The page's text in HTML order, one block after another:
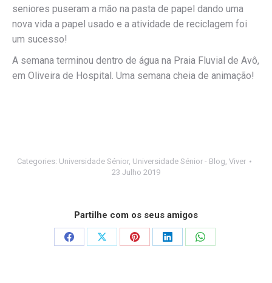
seniores puseram a mão na pasta de papel dando uma
nova vida a papel usado e a atividade de reciclagem foi
um sucesso!
A semana terminou dentro de água na Praia Fluvial de Avô,
em Oliveira de Hospital. Uma semana cheia de animação!
Categories: Universidade Sénior, Universidade Sénior - Blog, Viver
23 Julho 2019
Partilhe com os seus amigos
Share
Share
Share
Share
Share